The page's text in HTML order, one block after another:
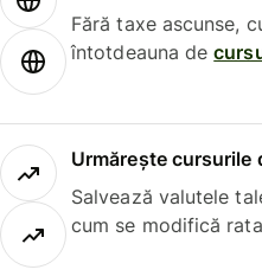
Fără taxe ascunse,
întotdeauna de
Urmărește cursurile
Salvează valutele
cum se modifică